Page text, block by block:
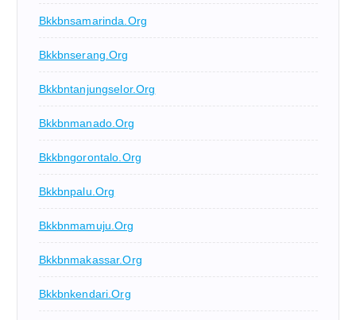
Bkkbnsamarinda.org
Bkkbnserang.org
Bkkbntanjungselor.org
Bkkbnmanado.org
Bkkbngorontalo.org
Bkkbnpalu.org
Bkkbnmamuju.org
Bkkbnmakassar.org
Bkkbnkendari.org